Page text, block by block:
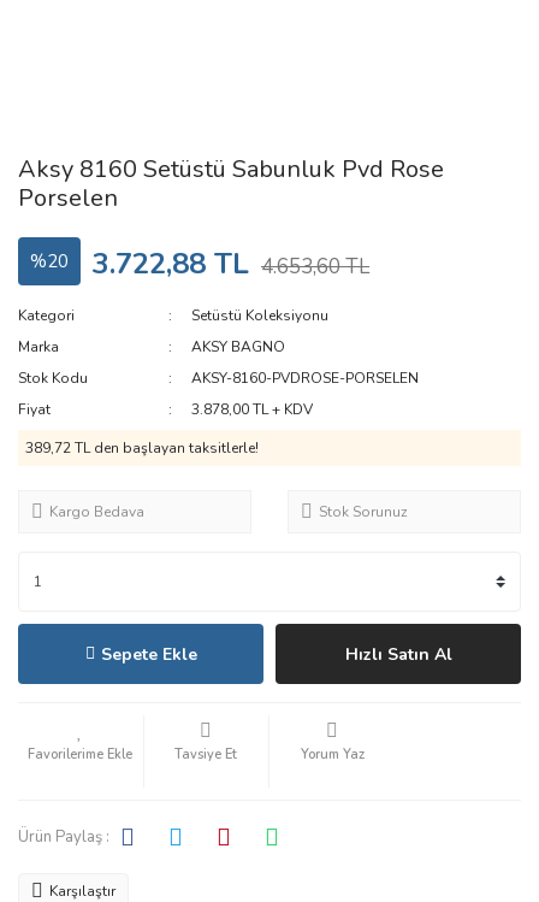
Aksy 8160 Setüstü Sabunluk Pvd Rose
Porselen
%20 3.722,88 TL 4.653,60 TL
Kategori
Setüstü Koleksiyonu
Marka
AKSY BAGNO
Stok Kodu
AKSY-8160-PVDROSE-PORSELEN
Fiyat
3.878,00 TL + KDV
389,72 TL den başlayan taksitlerle!
Kargo Bedava Stok Sorunuz
Sepete Ekle Hızlı Satın Al
Tavsiye Et Yorum Yaz
Ürün Paylaş :
Karşılaştır